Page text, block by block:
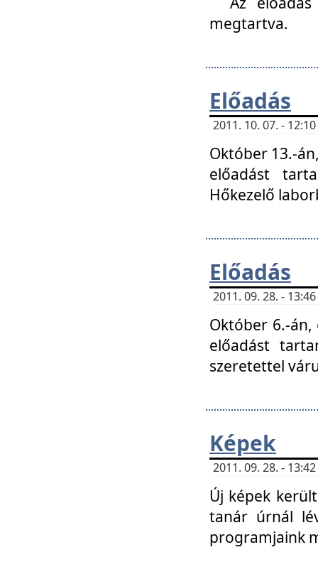
megtartva.
Előadás
2011. 10. 07. -
Október 13.-
előadást
Hőkezelő
Előadás
2011. 09. 28. -
Október 6.-
előadást
szeretettel
Képek
2011. 09. 28. -
Új képek
tanár úrnál
programjaink